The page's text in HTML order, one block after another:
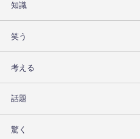
知識
笑う
考える
話題
驚く